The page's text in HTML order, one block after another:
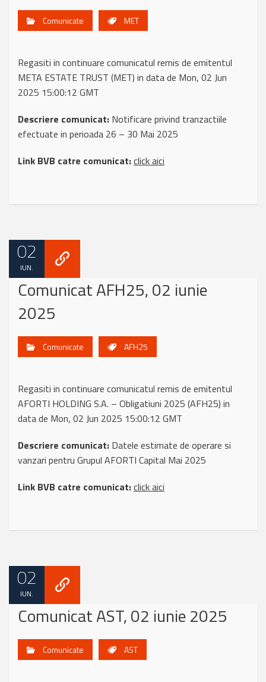
Comunicate MET
Regasiti in continuare comunicatul remis de emitentul
META ESTATE TRUST (MET) in data de Mon, 02 Jun
2025 15:00:12 GMT
Descriere comunicat: Notificare privind tranzactiile
efectuate in perioada 26 – 30 Mai 2025
Link BVB catre comunicat:click aici
02
IUN.
Comunicat AFH25, 02 iunie
2025
Comunicate AFH25
Regasiti in continuare comunicatul remis de emitentul
AFORTI HOLDING S.A. – Obligatiuni 2025 (AFH25) in
data de Mon, 02 Jun 2025 15:00:12 GMT
Descriere comunicat: Datele estimate de operare si
vanzari pentru Grupul AFORTI Capital Mai 2025
Link BVB catre comunicat:click aici
02
IUN.
Comunicat AST, 02 iunie 2025
Comunicate AST